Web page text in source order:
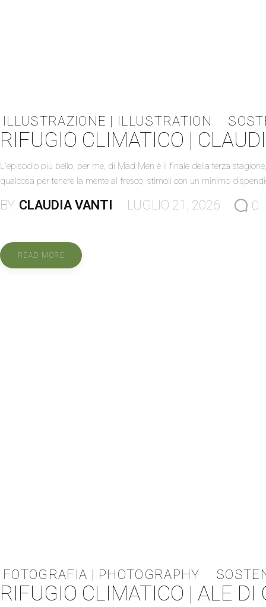
ILLUSTRAZIONE | ILLUSTRATION
RIFUGIO CLIMATICO |
L'episodio più bello, per me, di Mad Men è il finale della terza
qualcosa per tenere la mente al fresco, stimoli con un minimo
BY CLAUDIA VANTI LUGLIO 21, 2026 0
READ MORE
FOTOGRAFIA | PHOTOGRAPHY
RIFUGIO CLIMATICO | ALE DI